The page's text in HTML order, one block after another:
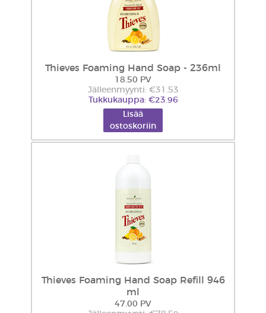
Thieves Foaming Hand Soap - 236ml
18.50 PV
Jälleenmyynti: €31.53
Tukkukauppa: €23.96
Lisää
ostoskoriin
Thieves Foaming Hand Soap Refill 946
ml
47.00 PV